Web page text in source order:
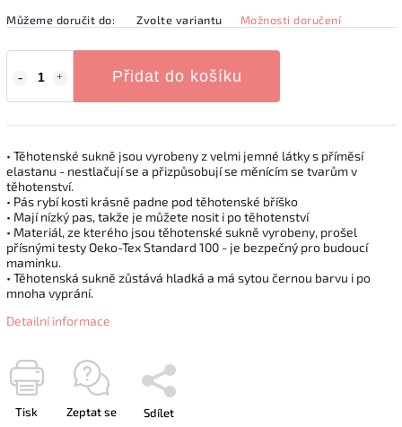
Můžeme doručit do: Zvolte variantu Možnosti doručení
Přidat do košíku
• Těhotenské sukně jsou vyrobeny z velmi jemné látky s příměsí
elastanu - nestlačují se a přizpůsobují se měnícím se tvarům v
těhotenství.
• Pás rybí kosti krásně padne pod těhotenské bříško
• Mají nízký pas, takže je můžete nosit i po těhotenství
• Materiál, ze kterého jsou těhotenské sukně vyrobeny, prošel
přísnými testy Oeko-Tex Standard 100 - je bezpečný pro budoucí
maminku.
• Těhotenská sukně zůstává hladká a má sytou černou barvu i po
mnoha vyprání.
Detailní informace
Tisk Zeptat se Sdílet